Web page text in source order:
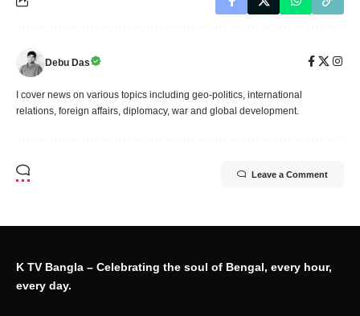
Debu Das
I cover news on various topics including geo-politics, international
relations, foreign affairs, diplomacy, war and global development.
Leave a Comment
K TV Bangla – Celebrating the soul of Bengal, every hour,
every day.